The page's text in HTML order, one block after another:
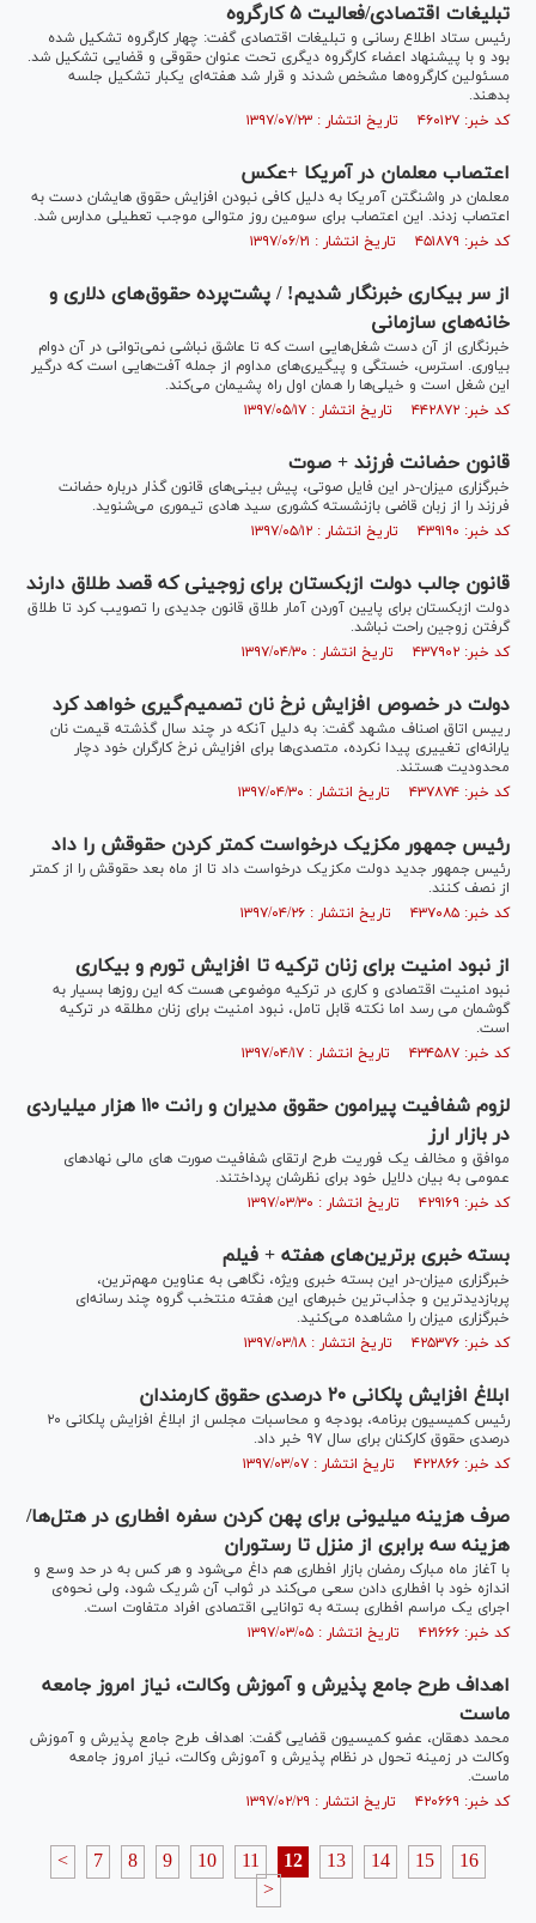
تبلیغات اقتصادی/فعالیت ۵ کارگروه
رئیس ستاد اطلاع رسانی و تبلیغات اقتصادی گفت: چهار کارگروه تشکیل شده
بود و با پیشنهاد اعضاء کارگروه دیگری تحت عنوان حقوقی و قضایی تشکیل شد.
مسئولین کارگروه‌ها مشخص شدند و قرار شد هفته‌ای یکبار تشکیل جلسه
بدهند.
کد خبر: ۴۶۰۱۲۷ تاریخ انتشار : ۱۳۹۷/۰۷/۲۳
اعتصاب معلمان در آمریکا‎ +عکس
معلمان در واشنگتن آمریکا به دلیل کافی نبودن افزایش حقوق هایشان دست به
اعتصاب زدند. این اعتصاب برای سومین روز متوالی موجب تعطیلی مدارس شد.
کد خبر: ۴۵۱۸۷۹ تاریخ انتشار : ۱۳۹۷/۰۶/۲۱
از سر بیکاری خبرنگار شدیم! / پشت‌پرده حقوق‌های دلاری و
خانه‌های سازمانی
خبرنگاری از آن دست شغل‌هایی است که تا عاشق نباشی نمی‌توانی در آن دوام
بیاوری. استرس، خستگی و پیگیری‌های مداوم از جمله آفت‌هایی است که درگیر
این شغل است و خیلی‌ها را همان اول راه پشیمان می‌کند.
کد خبر: ۴۴۲۸۷۲ تاریخ انتشار : ۱۳۹۷/۰۵/۱۷
قانون حضانت فرزند + صوت
خبرگزاری میزان-در این فایل صوتی، پیش بینی‌های قانون گذار درباره حضانت
فرزند را از زبان قاضی بازنشسته کشوری سید هادی تیموری می‌شنوید.
کد خبر: ۴۳۹۱۹۰ تاریخ انتشار : ۱۳۹۷/۰۵/۱۲
قانون جالب دولت ازبکستان برای زوجینی که قصد طلاق دارند
دولت ازبکستان برای پایین آوردن آمار طلاق قانون جدیدی را تصویب کرد تا طلاق
گرفتن زوجین راحت نباشد.
کد خبر: ۴۳۷۹۰۲ تاریخ انتشار : ۱۳۹۷/۰۴/۳۰
دولت در خصوص افزایش نرخ نان تصمیم‌گیری خواهد کرد
رییس اتاق اصناف مشهد گفت: به دلیل آنکه در چند سال گذشته قیمت نان
یارانه‌ای تغییری پیدا نکرده، متصدی‌ها برای افزایش نرخ کارگران خود دچار
محدودیت هستند.
کد خبر: ۴۳۷۸۷۴ تاریخ انتشار : ۱۳۹۷/۰۴/۳۰
رئیس جمهور مکزیک درخواست کمتر کردن حقوقش را داد
رئیس جمهور جدید دولت مکزیک درخواست داد تا از ماه بعد حقوقش را از کمتر
از نصف کنند.
کد خبر: ۴۳۷۰۸۵ تاریخ انتشار : ۱۳۹۷/۰۴/۲۶
از نبود امنیت برای زنان ترکیه تا افزایش تورم و بیکاری
نبود امنیت اقتصادی و کاری در ترکیه موضوعی هست که این روزها بسیار به
گوشمان می رسد اما نکته قابل تامل، نبود امنیت برای زنان مطلقه در ترکیه
است.
کد خبر: ۴۳۴۵۸۷ تاریخ انتشار : ۱۳۹۷/۰۴/۱۷
لزوم شفافیت پیرامون حقوق مدیران و رانت ۱۱۰ هزار میلیاردی
در بازار ارز
موافق و مخالف یک فوریت طرح ارتقای شفافیت صورت های مالی نهادهای
عمومی به بیان دلایل خود برای نظرشان پرداختند.
کد خبر: ۴۲۹۱۶۹ تاریخ انتشار : ۱۳۹۷/۰۳/۳۰
بسته خبری برترین‌های هفته + فیلم
خبرگزاری میزان-در این بسته خبری ویژه، نگاهی به عناوین مهم‌ترین،
پربازدیدترین و جذاب‌ترین خبر‌های این هفته منتخب گروه چند رسانه‌ای
خبرگزاری میزان را مشاهده می‌کنید.
کد خبر: ۴۲۵۳۷۶ تاریخ انتشار : ۱۳۹۷/۰۳/۱۸
ابلاغ افزایش پلکانی ۲۰ درصدی حقوق کارمندان
رئیس کمیسیون برنامه، بودجه و محاسبات مجلس از ابلاغ افزایش پلکانی ۲۰
درصدی حقوق کارکنان برای سال ۹۷ خبر داد.
کد خبر: ۴۲۲۸۶۶ تاریخ انتشار : ۱۳۹۷/۰۳/۰۷
صرف هزینه میلیونی برای پهن کردن سفره‌ افطاری در هتل‌ها/
هزینه سه برابری از منزل تا رستوران
با آغاز ماه مبارک رمضان بازار افطاری هم داغ می‌شود و هر کس به در حد وسع و
اندازه خود با افطاری دادن سعی می‌کند در ثواب آن شریک شود، ولی نحوه‌ی
اجرای یک مراسم افطاری بسته به توانایی اقتصادی افراد متفاوت است.
کد خبر: ۴۲۱۶۶۶ تاریخ انتشار : ۱۳۹۷/۰۳/۰۵
اهداف طرح جامع پذیرش و آموزش وکالت، نیاز امروز جامعه
ماست
محمد دهقان، عضو کمیسیون قضایی گفت: اهداف طرح جامع پذیرش و آموزش
وکالت در زمینه تحول در نظام پذیرش و آموزش وکالت، نیاز امروز جامعه
ماست.
کد خبر: ۴۲۰۶۶۹ تاریخ انتشار : ۱۳۹۷/۰۲/۲۹
< 7 8 9 10 11 12 13 14 15
16
>